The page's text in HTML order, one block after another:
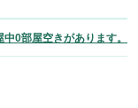
中0部屋空きがあります。